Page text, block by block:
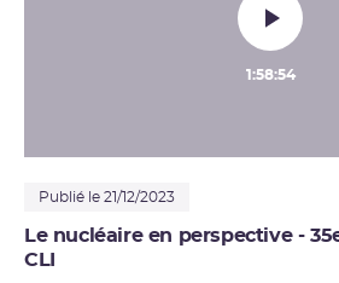
1:58:54
Publié le 21/12/2023
Le nucléaire en perspective -
CLI